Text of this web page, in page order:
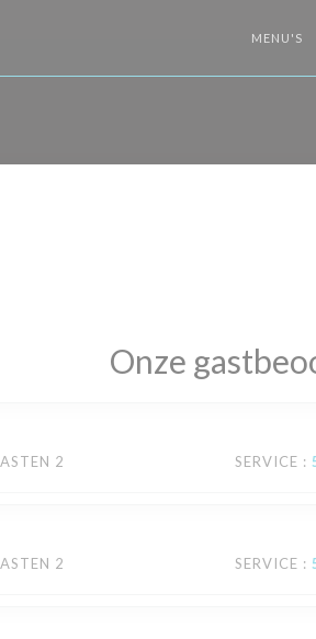
MENU'S
Onze
2 SERVICE :
2 SERVICE :